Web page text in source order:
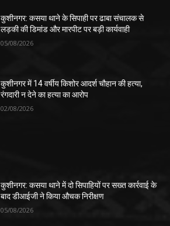
कुशीनगर: कसया थाने के सिपाही पर ढाबा संचालक से
लड़की की डिमांड और मारपीट पर बड़ी कार्यवाही
05/08/2026
कुशीनगर में 14 वर्षीय किशोर आदर्श चौहान की हत्या,
रंगदारी न देने का हत्या का आरोप
02/08/2026
कुशीनगर: कसया थाने में दो सिपाहियों पर सख्त कार्रवाई के
बाद डीआईजी ने किया औचक निरीक्षण
05/08/2026